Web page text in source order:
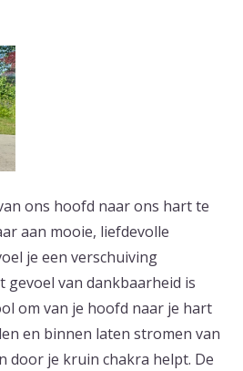
ons hoofd naar ons hart te
aan mooie, liefdevolle
je een verschuiving
gevoel van dankbaarheid is
om van je hoofd naar je hart
en binnen laten stromen van
door je kruin chakra helpt. De